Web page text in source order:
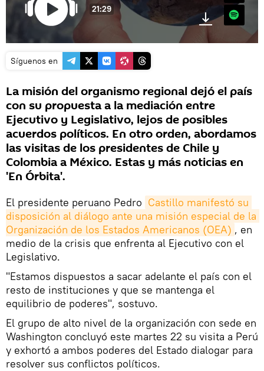
21:29 Spotify
Síguenos en
La misión del organismo regional dejó el país
con su propuesta a la mediación entre
Ejecutivo y Legislativo, lejos de posibles
acuerdos políticos. En otro orden, abordamos
las visitas de los presidentes de Chile y
Colombia a México. Estas y más noticias en
'En Órbita'.
El presidente peruano Pedro Castillo manifestó su
disposición al diálogo ante una misión especial de la
Organización de los Estados Americanos (OEA) , en
medio de la crisis que enfrenta al Ejecutivo con el
Legislativo.
"Estamos dispuestos a sacar adelante el país con el
resto de instituciones y que se mantenga el
equilibrio de poderes", sostuvo.
El grupo de alto nivel de la organización con sede en
Washington concluyó este martes 22 su visita a Perú
y exhortó a ambos poderes del Estado dialogar para
resolver sus conflictos políticos.